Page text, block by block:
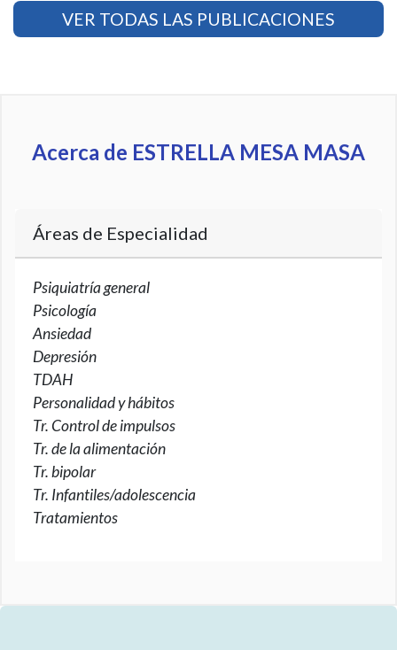
VER TODAS LAS PUBLICACIONES
Acerca de ESTRELLA MESA MASA
Áreas de Especialidad
Psiquiatría general
Psicología
Ansiedad
Depresión
TDAH
Personalidad y hábitos
Tr. Control de impulsos
Tr. de la alimentación
Tr. bipolar
Tr. Infantiles/adolescencia
Tratamientos